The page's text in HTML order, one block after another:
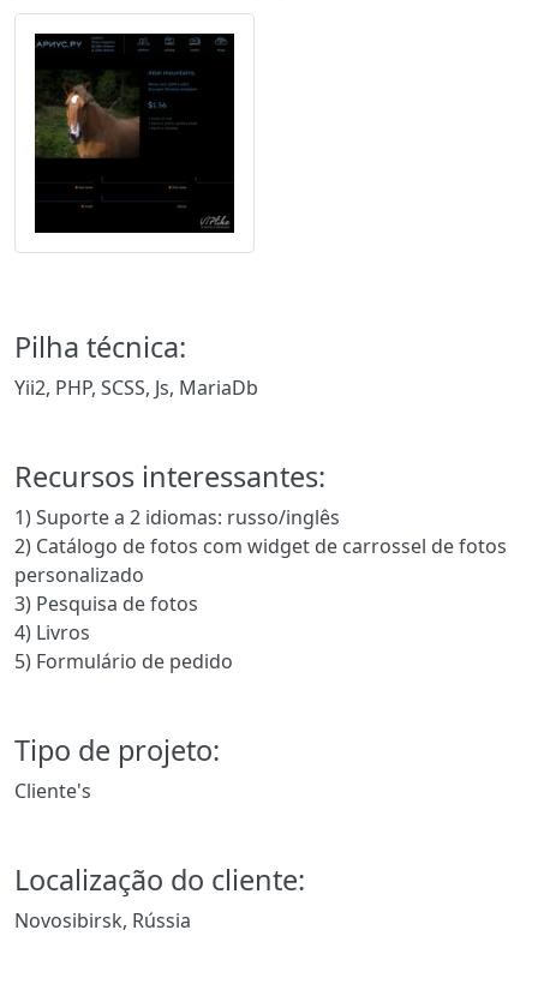
Pilha técnica:
Yii2, PHP, SCSS, Js, MariaDb
Recursos interessantes:
1) Suporte a 2 idiomas: russo/inglês
2) Catálogo de fotos com widget de carrossel de fotos
personalizado
3) Pesquisa de fotos
4) Livros
5) Formulário de pedido
Tipo de projeto:
Cliente's
Localização do cliente:
Novosibirsk, Rússia